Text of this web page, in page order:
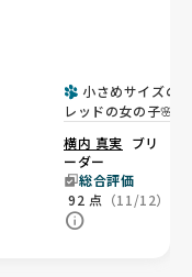
小さめサイズの
レッドの女の子🌸
横内 真実 ブリ
ーダー
総合評価
92 点 （11/12）